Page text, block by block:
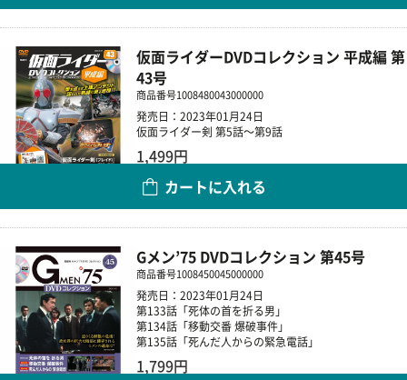
仮面ライダーDVDコレクション 平成編 第
43号
商品番号1008480043000000
発売日：2023年01月24日
仮面ライダー剣 第5話～第9話
1,499円
カートに入れる
Gメン’75 DVDコレクション 第45号
商品番号1008450045000000
発売日：2023年01月24日
第133話「死体の首を折る男」
第134話「移動交番 爆破事件」
第135話「死んだ人からの緊急電話」
1,799円